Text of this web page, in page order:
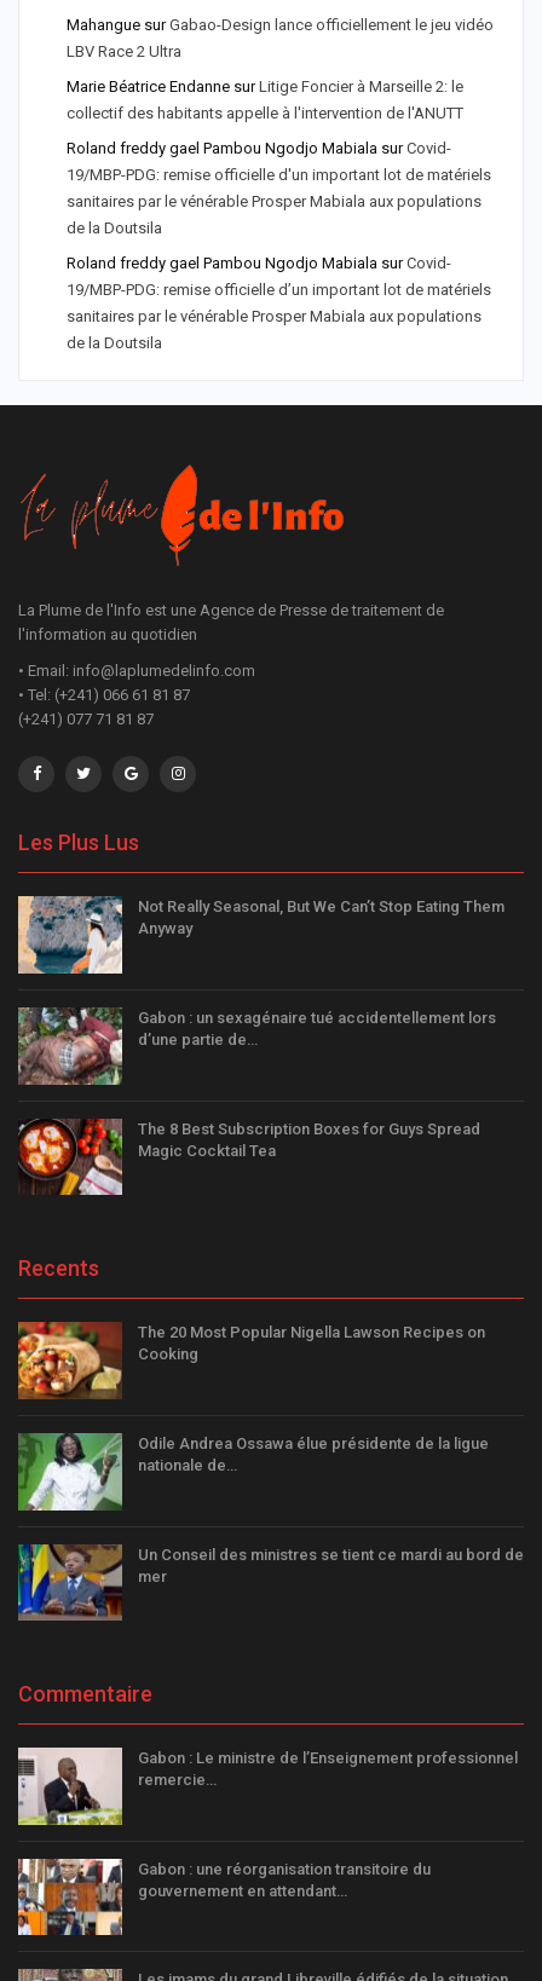
Mahangue surGabao-Design lance officiellement le jeu vidéo
LBV Race 2 Ultra
Marie Béatrice Endanne surLitige Foncier à Marseille 2: le
collectif des habitants appelle à l'intervention de l'ANUTT
Roland freddy gael Pambou Ngodjo Mabiala surCovid-
19/MBP-PDG: remise officielle d'un important lot de matériels
sanitaires par le vénérable Prosper Mabiala aux populations
de la Doutsila
Roland freddy gael Pambou Ngodjo Mabiala surCovid-
19/MBP-PDG: remise officielle d’un important lot de matériels
sanitaires par le vénérable Prosper Mabiala aux populations
de la Doutsila
La Plume de l'Info est une Agence de Presse de traitement de
l'information au quotidien
• Email: info@laplumedelinfo.com
• Tel: (+241) 066 61 81 87
(+241) 077 71 81 87
Les Plus Lus
Not Really Seasonal, But We Can’t Stop Eating Them
Anyway
Gabon : un sexagénaire tué accidentellement lors
d’une partie de…
The 8 Best Subscription Boxes for Guys Spread
Magic Cocktail Tea
Recents
The 20 Most Popular Nigella Lawson Recipes on
Cooking
Odile Andrea Ossawa élue présidente de la ligue
nationale de…
Un Conseil des ministres se tient ce mardi au bord de
mer
Commentaire
Gabon : Le ministre de l’Enseignement professionnel
remercie…
Gabon : une réorganisation transitoire du
gouvernement en attendant…